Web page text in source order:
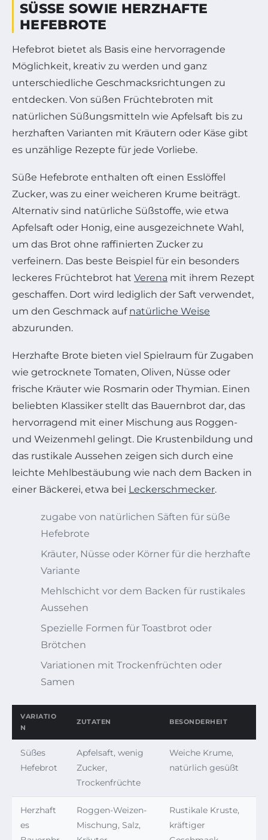
SÜSSE SOWIE HERZHAFTE H
EFEBROTE
Hefebrot bietet als Basis eine hervorragende
Möglichkeit, kreativ zu werden und ganz
unterschiedliche Geschmacksrichtungen zu
entdecken. Von süßen Früchtebroten mit
natürlichen Süßungsmitteln wie Apfelsaft bis zu
herzhaften Varianten mit Kräutern oder Käse gibt
es unzählige Rezepte für jede Vorliebe.
Süße Hefebrote enthalten oft einen Esslöffel
Zucker, was zu einer weicheren Krume beiträgt.
Alternativ sind natürliche Süßstoffe, wie etwa
Apfelsaft oder Honig, eine ausgezeichnete Wahl,
um das Brot ohne raffinierten Zucker zu
verfeinern. Das beste Beispiel für ein besonders
leckeres Früchtebrot hat Verena mit ihrem Rezept
geschaffen. Dort wird lediglich der Saft verwendet,
um den Geschmack auf natürliche Weise
abzurunden.
Herzhafte Brote bieten viel Spielraum für Zugaben
wie getrocknete Tomaten, Oliven, Nüsse oder
frische Kräuter wie Rosmarin oder Thymian. Einen
beliebten Klassiker stellt das Bauernbrot dar, das
hervorragend mit einer Mischung aus Roggen-
und Weizenmehl gelingt. Die Krustenbildung und
das rustikale Aussehen zeigen sich durch eine
leichte Mehlbestäubung wie nach dem Backen in
einer Bäckerei, etwa bei Leckerschmecker.
zugabe von natürlichen Säften für süße
Hefebrote
Kräuter, Nüsse oder Körner für die herzhafte
Variante
Mehlschicht vor dem Backen für rustikales
Aussehen
Spezielle Formen für Toastbrot oder
Brötchen
Variationen mit Trockenfrüchten oder
Samen
VARIATIO
N
ZUTATEN BESONDERHEIT
Süßes
Hefebrot
Apfelsaft, wenig
Zucker,
Trockenfrüchte
Weiche Krume,
natürlich gesüßt
Herzhaft
es
Roggen-Weizen-
Mischung, Salz,
Rustikale Kruste,
kräftiger